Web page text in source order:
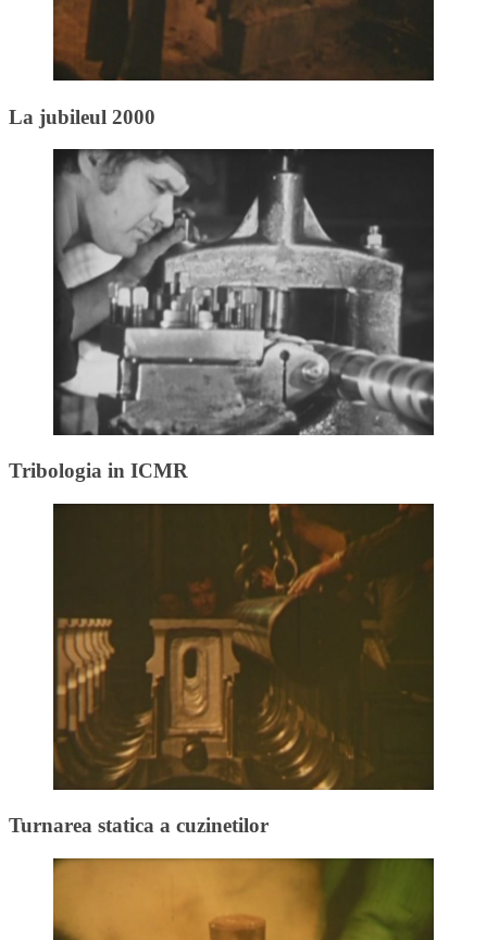
La jubileul 2000
Tribologia in ICMR
Turnarea statica a cuzinetilor